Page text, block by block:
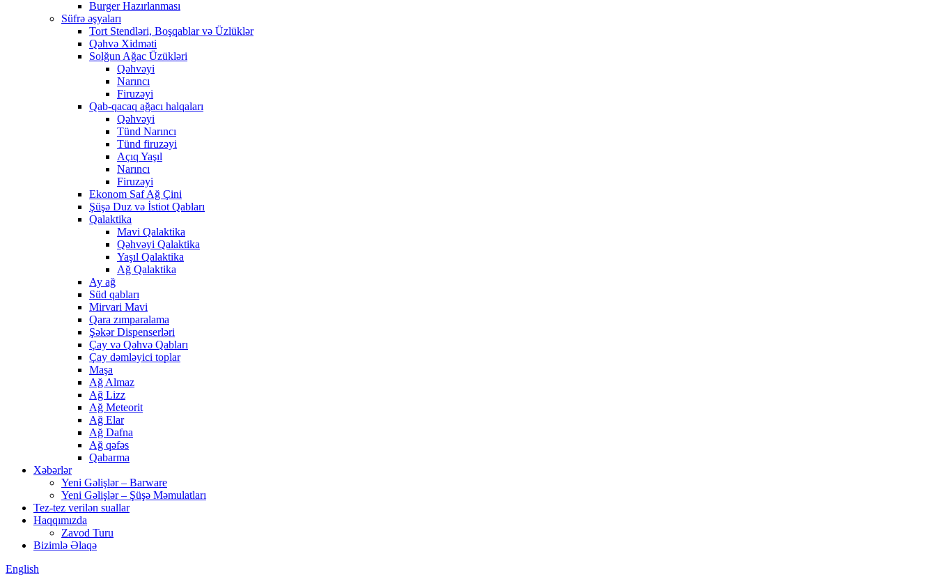
Burger Hazırlanması
Süfrə əşyaları
Tort Stendləri, Boşqablar və Üzlüklər
Qəhvə Xidməti
Solğun Ağac Üzükləri
Qəhvəyi
Narıncı
Firuzəyi
Qab-qacaq ağacı halqaları
Qəhvəyi
Tünd Narıncı
Tünd firuzəyi
Açıq Yaşıl
Narıncı
Firuzəyi
Ekonom Saf Ağ Çini
Şüşə Duz və İstiot Qabları
Qalaktika
Mavi Qalaktika
Qəhvəyi Qalaktika
Yaşıl Qalaktika
Ağ Qalaktika
Ay ağ
Süd qabları
Mirvari Mavi
Qara zımparalama
Şəkər Dispenserləri
Çay və Qəhvə Qabları
Çay dəmləyici toplar
Maşa
Ağ Almaz
Ağ Lizz
Ağ Meteorit
Ağ Elar
Ağ Dafna
Ağ qəfəs
Qabarma
Xəbərlər
Yeni Gəlişlər – Barware
Yeni Gəlişlər – Şüşə Məmulatları
Tez-tez verilən suallar
Haqqımızda
Zavod Turu
Bizimlə Əlaqə
English